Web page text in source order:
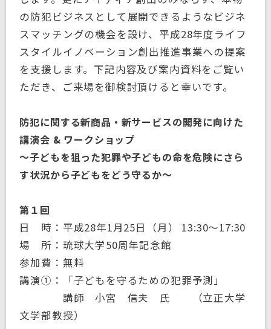
の防犯ビジネスとして展開できるようなビジネ
スマッチングの機会を設け、平成28年度ライフ
スタイルイノベーション創出推進事業への提案
を支援します。下記内容及び案内資料をご覧い
ただき、ご来場を御検討頂けると幸いです。
防犯に関する新商品・新サービスの開発に向けた
講演会 & ワークショップ
～子どもを狙った犯罪や子どもの命を危険にさら
す状況から子どもをどう守るか～
第１回
日 時：平成28年1月25日（月） 13:30～17:30
場 所：琉球大学50周年記念館
参加費：無料
講演①：「子どもを守るための犯罪予測」
講師 小宮 信夫 氏 （立正大学
文学部教授）